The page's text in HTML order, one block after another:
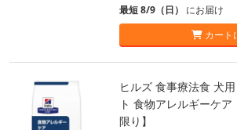
最短 8/9（日） にお届け
カート
ヒルズ 食事療法食 犬
ト 食物アレルギーケ
限り】